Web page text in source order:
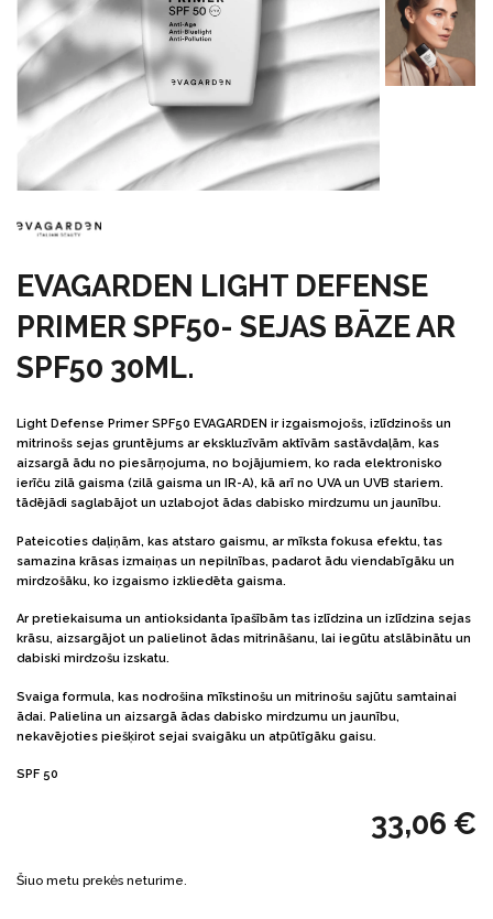
EVAGARDEN LIGHT DEFENSE
PRIMER SPF50- SEJAS BĀZE AR
SPF50 30ML.
Light Defense Primer SPF50 EVAGARDEN ir izgaismojošs, izlīdzinošs un
mitrinošs sejas gruntējums ar ekskluzīvām aktīvām sastāvdaļām, kas
aizsargā ādu no piesārņojuma, no bojājumiem, ko rada elektronisko
ierīču zilā gaisma (zilā gaisma un IR-A), kā arī no UVA un UVB stariem.
tādējādi saglabājot un uzlabojot ādas dabisko mirdzumu un jaunību.
Pateicoties daļiņām, kas atstaro gaismu, ar mīksta fokusa efektu, tas
samazina krāsas izmaiņas un nepilnības, padarot ādu viendabīgāku un
mirdzošāku, ko izgaismo izkliedēta gaisma.
Ar pretiekaisuma un antioksidanta īpašībām tas izlīdzina un izlīdzina sejas
krāsu, aizsargājot un palielinot ādas mitrināšanu, lai iegūtu atslābinātu un
dabiski mirdzošu izskatu.
Svaiga formula, kas nodrošina mīkstinošu un mitrinošu sajūtu samtainai
ādai. Palielina un aizsargā ādas dabisko mirdzumu un jaunību,
nekavējoties piešķirot sejai svaigāku un atpūtīgāku gaisu.
SPF 50
33,06 €
Šiuo metu prekės neturime.